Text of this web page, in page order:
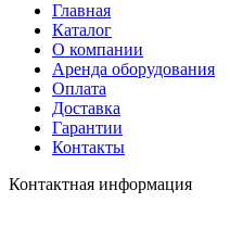
Главная
Каталог
О компании
Аренда оборудования
Оплата
Доставка
Гарантии
Контакты
Контактная информация